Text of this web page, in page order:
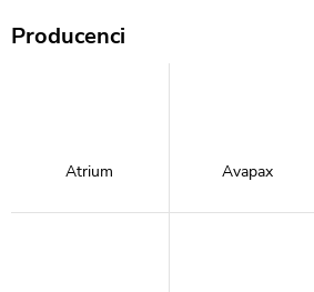
Producenci
Atrium Avapax